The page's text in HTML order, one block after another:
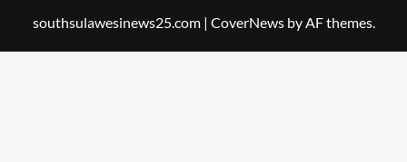
southsulawesinews25.com | CoverNewsby AF themes.